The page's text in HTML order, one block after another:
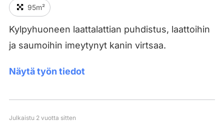
95m²
Kylpyhuoneen laattalattian puhdistus, laattoihin
ja saumoihin imeytynyt kanin virtsaa.
Näytä työn tiedot
Julkaistu 2 vuotta sitten